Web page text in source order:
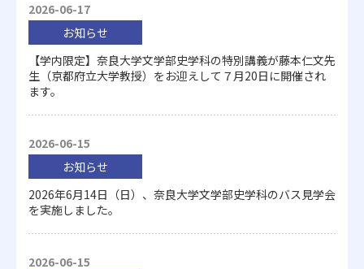
2026-06-17
お知らせ
【学内限定】奈良大学文学部史学科の特別講義が藤本仁文先
生（京都府立大学教授）をお迎えして７月20日に開催され
ます。
2026-06-15
お知らせ
2026年6月14日（日）、奈良大学文学部史学科のバス見学会
を実施しました。
2026-06-15